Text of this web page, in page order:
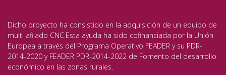
Dicho proyecto ha consistido en la adquisición de un equipo de
multi afilado CNC.Esta ayuda ha sido cofinanciada por la Unión
Europea a través del Programa Operativo FEADER y su PDR-
2014-2020 y FEADER PDR-2014-2022 de Fomento del desarrollo
económico en las zonas rurales.